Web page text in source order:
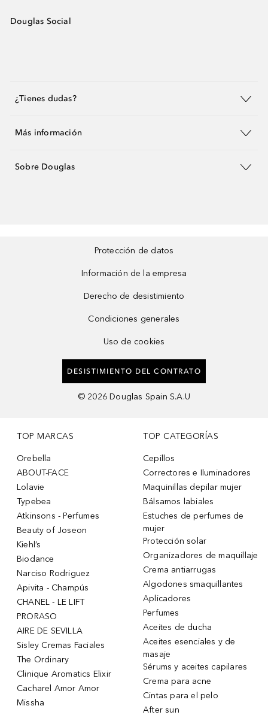
Douglas Social
¿Tienes dudas?
Más información
Sobre Douglas
Protección de datos
Información de la empresa
Derecho de desistimiento
Condiciones generales
Uso de cookies
DESISTIMIENTO DEL CONTRATO
© 2026 Douglas Spain S.A.U
TOP MARCAS
Orebella
ABOUT-FACE
Lolavie
Typebea
Atkinsons - Perfumes
Beauty of Joseon
Kiehl’s
Biodance
Narciso Rodriguez
Apivita - Champús
CHANEL - LE LIFT
PRORASO
AIRE DE SEVILLA
Sisley Cremas Faciales
The Ordinary
Clinique Aromatics Elixir
Cacharel Amor Amor
Missha
TOP CATEGORÍAS
Cepillos
Correctores e Iluminadores
Maquinillas depilar mujer
Bálsamos labiales
Estuches de perfumes de
mujer
Protección solar
Organizadores de maquillaje
Crema antiarrugas
Algodones smaquillantes
Aplicadores
Perfumes
Aceites de ducha
Aceites esenciales y de
masaje
Sérums y aceites capilares
Crema para acne
Cintas para el pelo
After sun